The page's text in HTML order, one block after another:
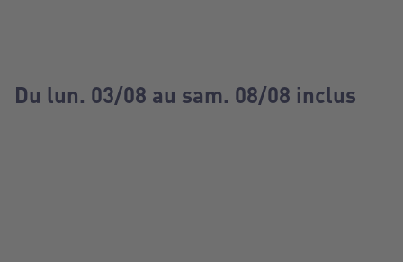
Du lun. 03/08 au sam. 08/08 inclus